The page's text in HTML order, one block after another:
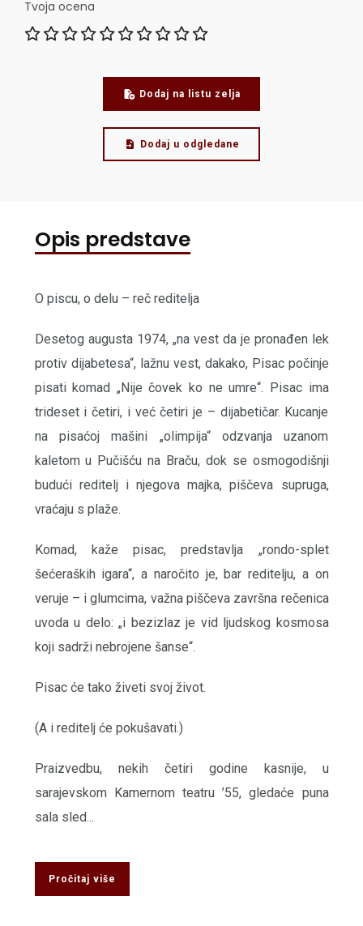
Tvoja ocena
Dodaj na listu zelja
Dodaj u odgledane
Opis predstave
O piscu, o delu – reč reditelja
Desetog augusta 1974, „na vest da je pronađen lek
protiv dijabetesa“, lažnu vest, dakako, Pisac počinje
pisati komad „Nije čovek ko ne umre“. Pisac ima
trideset i četiri, i već četiri je – dijabetičar. Kucanje
na pisaćoj mašini „olimpija“ odzvanja uzanom
kaletom u Pučišću na Braču, dok se osmogodišnji
budući reditelj i njegova majka, piščeva supruga,
vraćaju s plaže.
Komad, kaže pisac, predstavlja „rondo-splet
šećeraških igara“, a naročito je, bar reditelju, a on
veruje – i glumcima, važna piščeva završna rečenica
uvoda u delo: „i bezizlaz je vid ljudskog kosmosa
koji sadrži nebrojene šanse“.
Pisac će tako živeti svoj život.
(A i reditelj će pokušavati.)
Praizvedbu, nekih četiri godine kasnije, u
sarajevskom Kamernom teatru ’55, gledaće puna
sala sled...
Pročitaj više